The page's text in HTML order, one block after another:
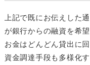
上記で既にお伝えした
が銀行からの融資を希
お金はどんどん貸出に
資金調達手段も多様化